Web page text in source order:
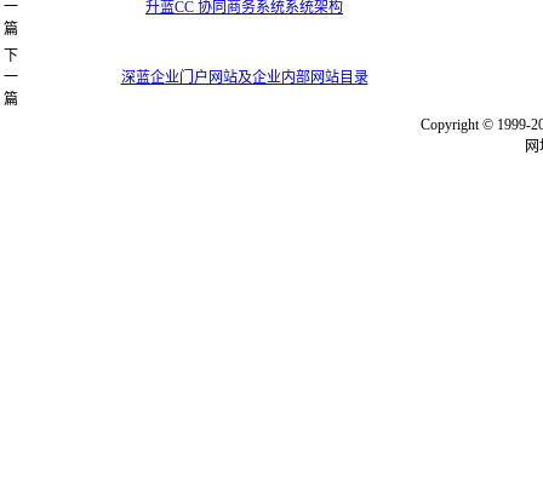
一
篇
升蓝CC 协同商务系统系统架构
下
一
篇
深蓝企业门户网站及企业内部网站目录
Copyright ©